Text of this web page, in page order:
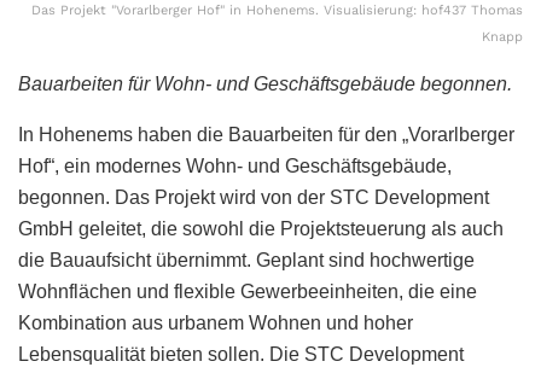
Das Projekt "Vorarlberger Hof" in Hohenems. Visualisierung: hof437 Thomas
Knapp
Bauarbeiten für Wohn- und Geschäftsgebäude begonnen.
In Hohenems haben die Bauarbeiten für den „Vorarlberger
Hof“, ein modernes Wohn- und Geschäftsgebäude,
begonnen. Das Projekt wird von der STC Development
GmbH geleitet, die sowohl die Projektsteuerung als auch
die Bauaufsicht übernimmt. Geplant sind hochwertige
Wohnflächen und flexible Gewerbeeinheiten, die eine
Kombination aus urbanem Wohnen und hoher
Lebensqualität bieten sollen. Die STC Development